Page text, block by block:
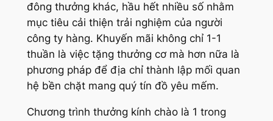
đông thưởng khác, hầu hết nhiều số nhằm
mục tiêu cải thiện trải nghiệm của người
công ty hàng. Khuyến mãi không chỉ 1-1
thuần là việc tặng thưởng cơ mà hơn nữa là
phương pháp để địa chỉ thành lập mối quan
hệ bền chặt mang quý tín đồ yêu mếm.
Chương trình thưởng kính chào là 1 trong